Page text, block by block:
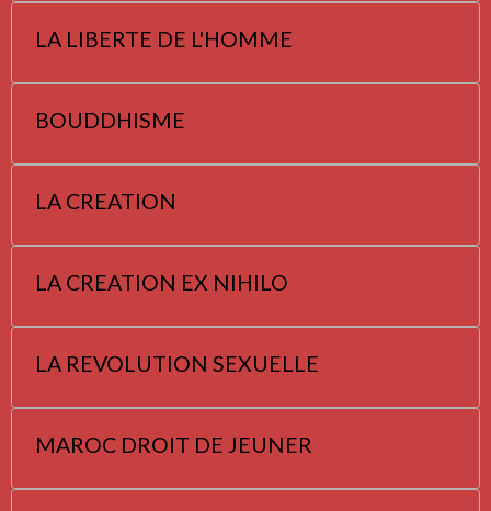
LA LIBERTE DE L'HOMME
BOUDDHISME
LA CREATION
LA CREATION EX NIHILO
LA REVOLUTION SEXUELLE
MAROC DROIT DE JEUNER